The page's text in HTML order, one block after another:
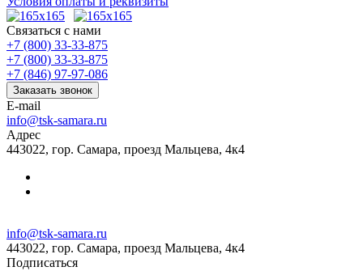
Связаться с нами
+7 (800) 33-33-875
+7 (800) 33-33-875
+7 (846) 97-97-086
Заказать звонок
E-mail
info@tsk-samara.ru
Адрес
443022, гор. Самара, проезд Мальцева, 4к4
info@tsk-samara.ru
443022, гор. Самара, проезд Мальцева, 4к4
Подписаться